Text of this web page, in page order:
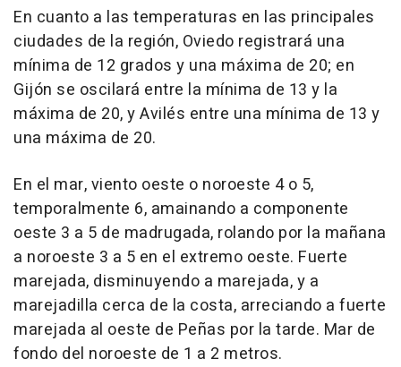
En cuanto a las temperaturas en las principales
ciudades de la región, Oviedo registrará una
mínima de 12 grados y una máxima de 20; en
Gijón se oscilará entre la mínima de 13 y la
máxima de 20, y Avilés entre una mínima de 13 y
una máxima de 20.
En el mar, viento oeste o noroeste 4 o 5,
temporalmente 6, amainando a componente
oeste 3 a 5 de madrugada, rolando por la mañana
a noroeste 3 a 5 en el extremo oeste. Fuerte
marejada, disminuyendo a marejada, y a
marejadilla cerca de la costa, arreciando a fuerte
marejada al oeste de Peñas por la tarde. Mar de
fondo del noroeste de 1 a 2 metros.